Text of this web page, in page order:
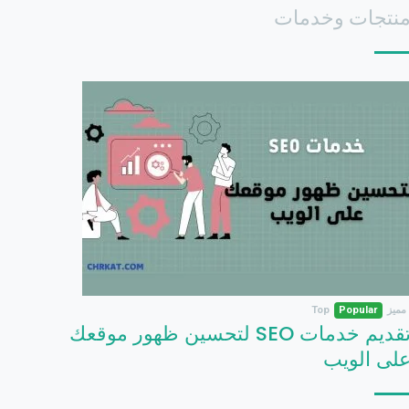
وخدمات
مميز Popular
Top
تقديم خدمات SEO لتحسين ظهور موقعك
الويب